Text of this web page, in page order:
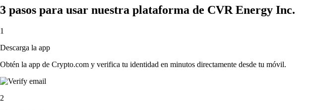
3 pasos para usar nuestra plataforma de CVR Energy Inc.
1
Descarga la app
Obtén la app de Crypto.com y verifica tu identidad en minutos directamente desde tu móvil.
2